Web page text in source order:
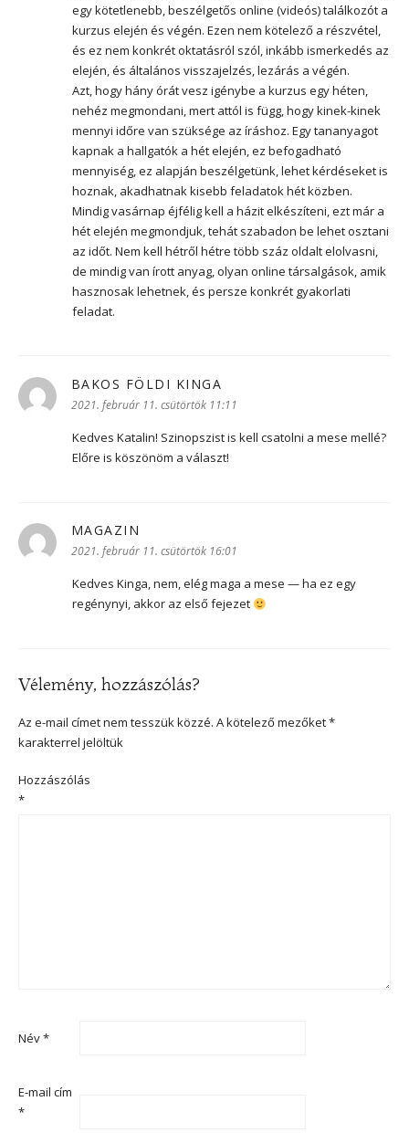
egy kötetlenebb, beszélgetős online (videós) találkozót a
kurzus elején és végén. Ezen nem kötelező a részvétel,
és ez nem konkrét oktatásról szól, inkább ismerkedés az
elején, és általános visszajelzés, lezárás a végén.
Azt, hogy hány órát vesz igénybe a kurzus egy héten,
nehéz megmondani, mert attól is függ, hogy kinek-kinek
mennyi időre van szüksége az íráshoz. Egy tananyagot
kapnak a hallgatók a hét elején, ez befogadható
mennyiség, ez alapján beszélgetünk, lehet kérdéseket is
hoznak, akadhatnak kisebb feladatok hét közben.
Mindig vasárnap éjfélig kell a házit elkészíteni, ezt már a
hét elején megmondjuk, tehát szabadon be lehet osztani
az időt. Nem kell hétről hétre több száz oldalt elolvasni,
de mindig van írott anyag, olyan online társalgások, amik
hasznosak lehetnek, és persze konkrét gyakorlati
feladat.
BAKOS FÖLDI KINGA
2021. február 11. csütörtök 11:11
Kedves Katalin! Szinopszist is kell csatolni a mese mellé?
Előre is köszönöm a választ!
MAGAZIN
2021. február 11. csütörtök 16:01
Kedves Kinga, nem, elég maga a mese — ha ez egy
regénynyi, akkor az első fejezet
Vélemény, hozzászólás?
Az e-mail címet nem tesszük közzé. A kötelező mezőket*
karakterrel jelöltük
Hozzászólás
*
Név*
E-mail cím
*